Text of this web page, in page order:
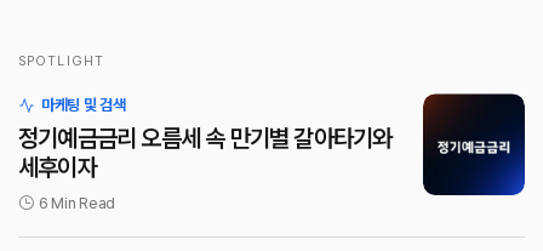
SPOTLIGHT
마케팅 및 검색
정기예금금리 오름세 속 만기별 갈아타기와
세후이자
6 Min Read